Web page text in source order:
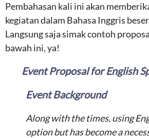
Pembahasan kali ini akan
kegiatan dalam Bahasa Inggris
Langsung saja simak contoh
bawah ini, ya!
Event Proposal for English
Event Background
Along with the times, using
option but has become a